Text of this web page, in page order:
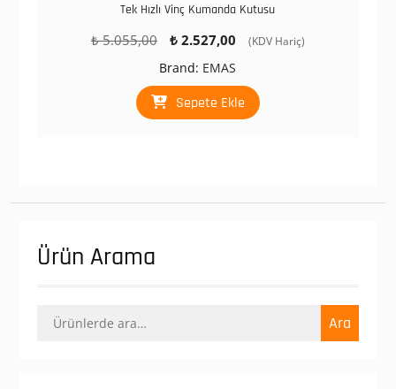
Tek Hızlı Vinç Kumanda Kutusu
₺5.055,00
Orijinal
₺ 5.055,00.
₺2.527,00
Şu
₺ 2.527,00.
(KDV Hariç)
Brand: EMAS
Sepete Ekle
Ürün Arama
Ara: Ara